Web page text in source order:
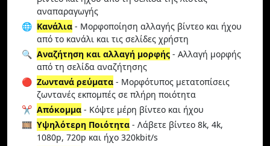
αναπαραγωγής
🌐 Κανάλια - Μορφοποίηση αλλαγής βίντεο και ήχου
από το κανάλι και τις σελίδες χρήστη
🔍 Αναζήτηση και αλλαγή μορφής - Αλλαγή μορφής
από τη σελίδα αναζήτησης
🔴 Ζωντανά ρεύματα - Μορφότυπος μετατοπίσεις
ζωντανές εκπομπές σε πλήρη ποιότητα
✂️ Απόκομμα - Κόψτε μέρη βίντεο και ήχου
🎞️ Υψηλότερη Ποιότητα - Λάβετε βίντεο 8k, 4k,
1080p, 720p και ήχο 320kbit/s